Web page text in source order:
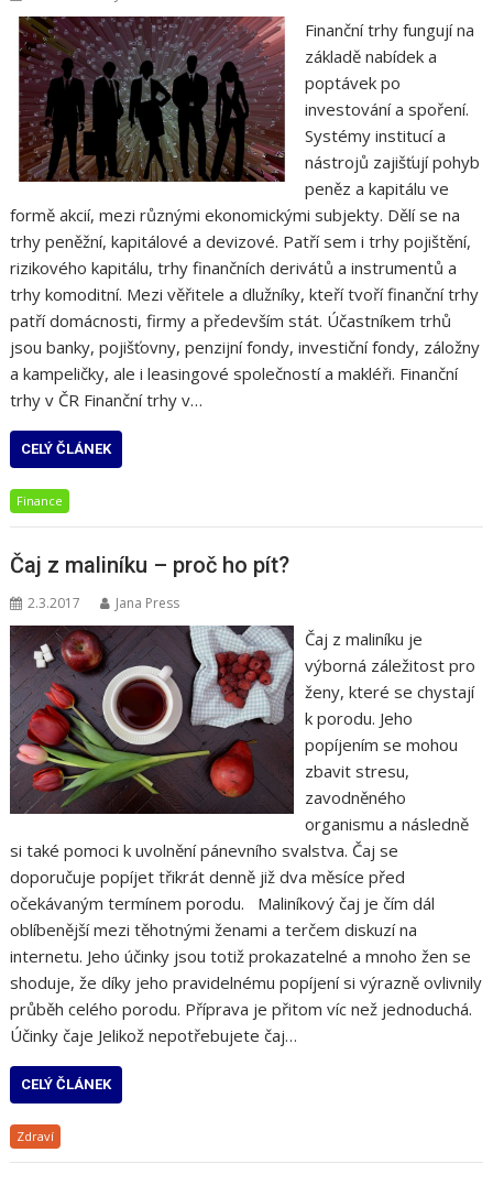
Finanční trhy fungují na
základě nabídek a
poptávek po
investování a spoření.
Systémy institucí a
nástrojů zajišťují pohyb
peněz a kapitálu ve
formě akcií, mezi různými ekonomickými subjekty. Dělí se na
trhy peněžní, kapitálové a devizové. Patří sem i trhy pojištění,
rizikového kapitálu, trhy finančních derivátů a instrumentů a
trhy komoditní. Mezi věřitele a dlužníky, kteří tvoří finanční trhy
patří domácnosti, firmy a především stát. Účastníkem trhů
jsou banky, pojišťovny, penzijní fondy, investiční fondy, záložny
a kampeličky, ale i leasingové společností a makléři. Finanční
trhy v ČR Finanční trhy v…
CELÝ ČLÁNEK
Finance
Čaj z maliníku – proč ho pít?
2.3.2017 Jana Press
Čaj z maliníku je
výborná záležitost pro
ženy, které se chystají
k porodu. Jeho
popíjením se mohou
zbavit stresu,
zavodněného
organismu a následně
si také pomoci k uvolnění pánevního svalstva. Čaj se
doporučuje popíjet třikrát denně již dva měsíce před
očekávaným termínem porodu. Maliníkový čaj je čím dál
oblíbenější mezi těhotnými ženami a terčem diskuzí na
internetu. Jeho účinky jsou totiž prokazatelné a mnoho žen se
shoduje, že díky jeho pravidelnému popíjení si výrazně ovlivnily
průběh celého porodu. Příprava je přitom víc než jednoduchá.
Účinky čaje Jelikož nepotřebujete čaj…
CELÝ ČLÁNEK
Zdraví